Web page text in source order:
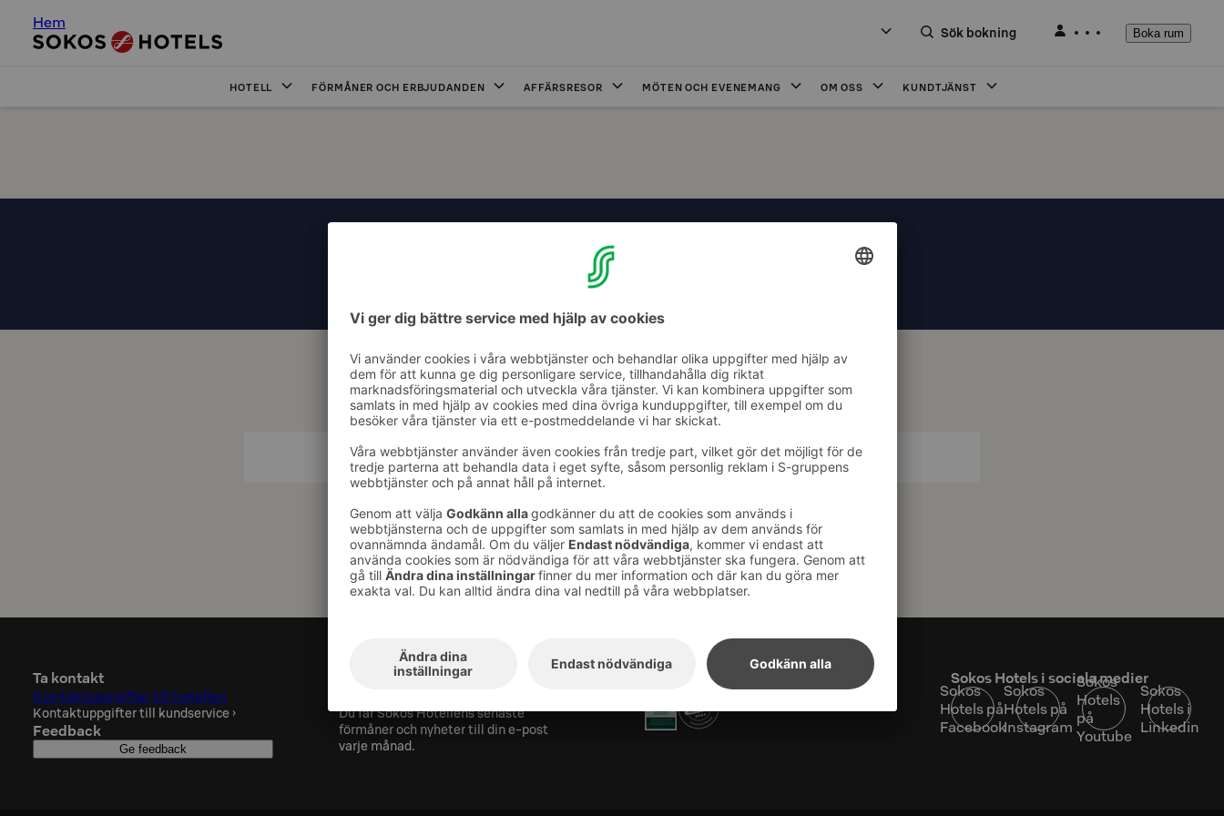
Hem
Sök bokning Boka rum
HOTELL FÖRMÅNER OCH ERBJUDANDEN AFFÄRSRESOR MÖTEN OCH EVENEMANG OM OSS KUNDTJÄNST
Historik
Ta kontakt
Kontaktuppgifter till hotellen
Kontaktuppgifter till kundservice ›
Feedback
Ge feedback
Sokos Hotels nyhetsbrev
Du får Sokos Hotellens senaste
förmåner och nyheter till din e-post
varje månad.
Utmärkelser och certifikat Sokos Hotels i sociala medier
Sokos
Hotels på
Facebook
Sokos
Hotels på
Instagram
Sokos
Hotels
på
Youtube
Sokos
Hotels i
Linkedin